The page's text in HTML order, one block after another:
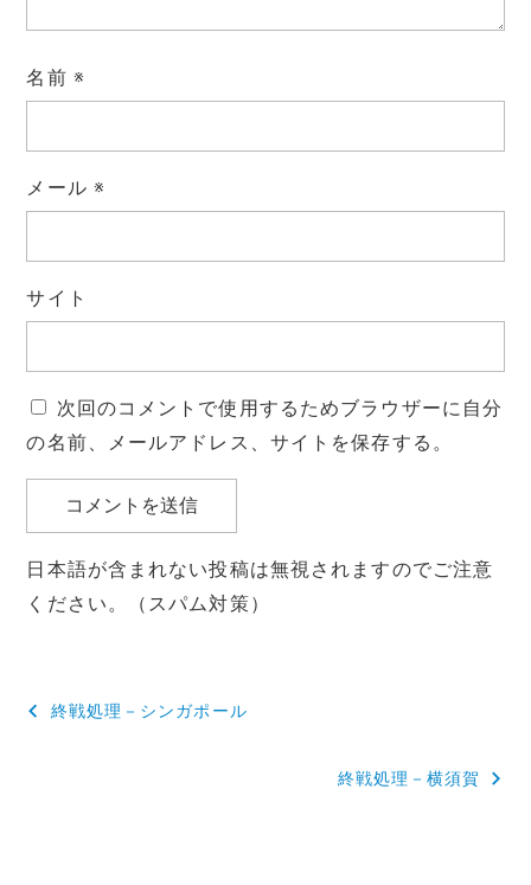
名前 ※
メール ※
サイト
次回のコメントで使用するためブラウザーに自分
の名前、メールアドレス、サイトを保存する。
日本語が含まれない投稿は無視されますのでご注意
ください。（スパム対策）
投
終戦処理－シンガポール
終戦処理－横須賀